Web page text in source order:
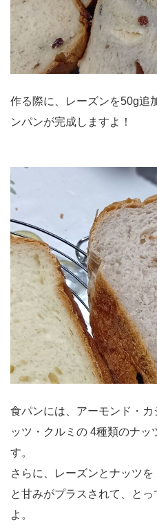
作る際に、レーズンを50g追
ンパンが完成しますよ！
食パンには、アーモンド・
ッツ・クルミの 4種類のナッ
す。
さらに、レーズンとナッツ
と甘みがプラスされて、と
よ。